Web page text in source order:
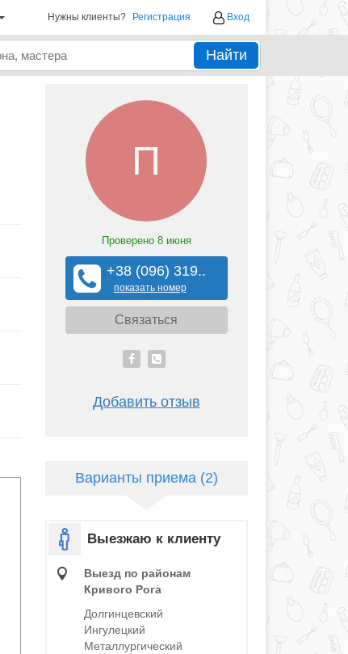
Нужны клиенты? Регистрация Вход
Найти
П
Проверено 8 июня
+38 (096) 319..
показать номер
Связаться
Добавить отзыв
Варианты приема (2)
Выезжаю к клиенту
Выезд по районам
Кривого Рога
Долгинцевский
Ингулецкий
Металлургический